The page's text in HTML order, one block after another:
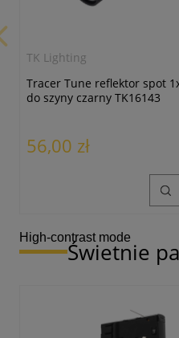
TK Lighting
Tracer Tune reflektor spot
do szyny czarny TK16143
56,00 zł
High-contrast mode
Świetnie